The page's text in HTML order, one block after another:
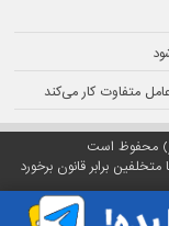
متفاوت کار می‌کند
برابر قانون برخورد
میزبانی می‌شود